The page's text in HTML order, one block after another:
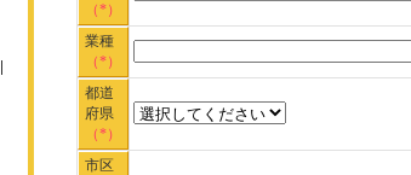
（*）
業種
（*）
都道
府県
（*）
市区